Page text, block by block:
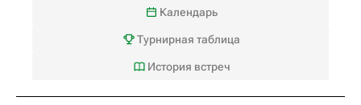
Календарь
Турнирная таблица
История встреч